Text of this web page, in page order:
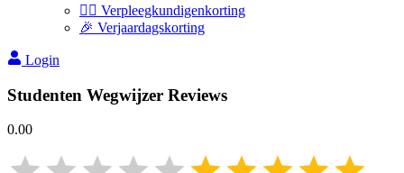
👩‍⚕️ Verpleegkundigenkorting
🎉 Verjaardagskorting
Login
Studenten Wegwijzer Reviews
0.00